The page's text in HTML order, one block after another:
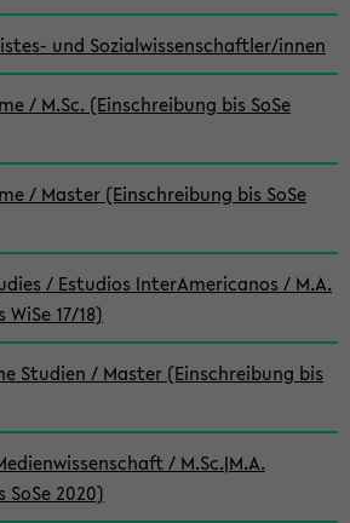
und Sozialwissenschaftler/innen
/ M.Sc. (Einschreibung bis SoSe
/ Master (Einschreibung bis SoSe
/ Estudios InterAmericanos / M.A.
17/18)
Studien / Master (Einschreibung bis
/ M.Sc.|M.A.
2020)